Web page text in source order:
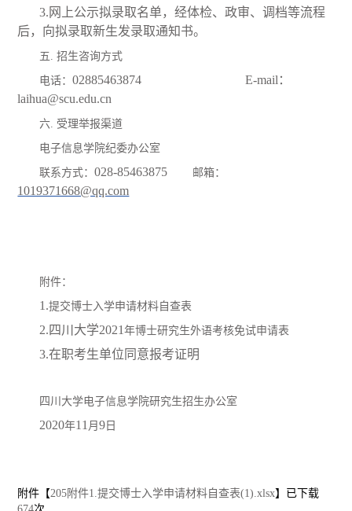
3.网上公示拟录取名单，经体检、政审、调档等流程
后，向拟录取新生发录取通知书。
五. 招生咨询方式
电话：02885463874 E-mail：
laihua@scu.edu.cn
六. 受理举报渠道
电子信息学院纪委办公室
联系方式：028-85463875 邮箱：
1019371668@qq.com
附件：
1.提交博士入学申请材料自查表
2.四川大学2021年博士研究生外语考核免试申请表
3.在职考生单位同意报考证明
四川大学电子信息学院研究生招生办公室
2020年11 月9 日
附件【205附件1.提交博士入学申请材料自查表(1).xlsx】已下载